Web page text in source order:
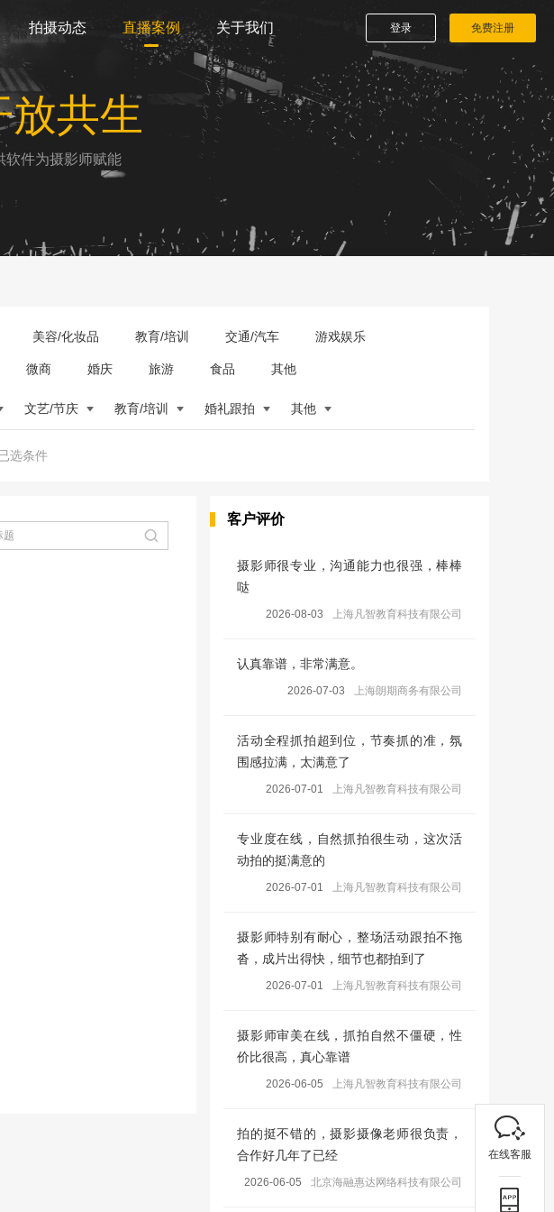
拍摄动态 直播案例 关于我们 登录 免费注册
放共生
软件为摄影师赋能
美容/化妆品 教育/培训 交通/汽车 游戏娱乐
微商 婚庆 旅游 食品 其他
文艺/节庆 教育/培训 婚礼跟拍 其他
选条件
客户评价
摄影师很专业，沟通能力也很强，棒棒
哒
2026-08-03 上海凡智教育科技有限公司
认真靠谱，非常满意。
2026-07-03 上海朗期商务有限公司
活动全程抓拍超到位，节奏抓的准，氛
围感拉满，太满意了
2026-07-01 上海凡智教育科技有限公司
专业度在线，自然抓拍很生动，这次活
动拍的挺满意的
2026-07-01 上海凡智教育科技有限公司
摄影师特别有耐心，整场活动跟拍不拖
沓，成片出得快，细节也都拍到了
2026-07-01 上海凡智教育科技有限公司
摄影师审美在线，抓拍自然不僵硬，性
价比很高，真心靠谱
2026-06-05 上海凡智教育科技有限公司
拍的挺不错的，摄影摄像老师很负责，
合作好几年了已经
2026-06-05 北京海融惠达网络科技有限公司
在线客服